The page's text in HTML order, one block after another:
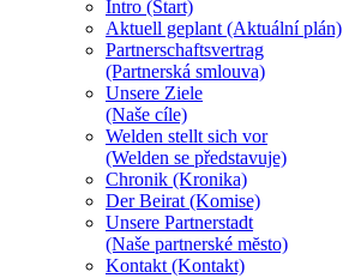
Intro (Start)
Aktuell geplant (Aktuální plán)
Partnerschaftsvertrag
(Partnerská smlouva)
Unsere Ziele
(Naše cíle)
Welden stellt sich vor
(Welden se představuje)
Chronik (Kronika)
Der Beirat (Komise)
Unsere Partnerstadt
(Naše partnerské mĕsto)
Kontakt (Kontakt)